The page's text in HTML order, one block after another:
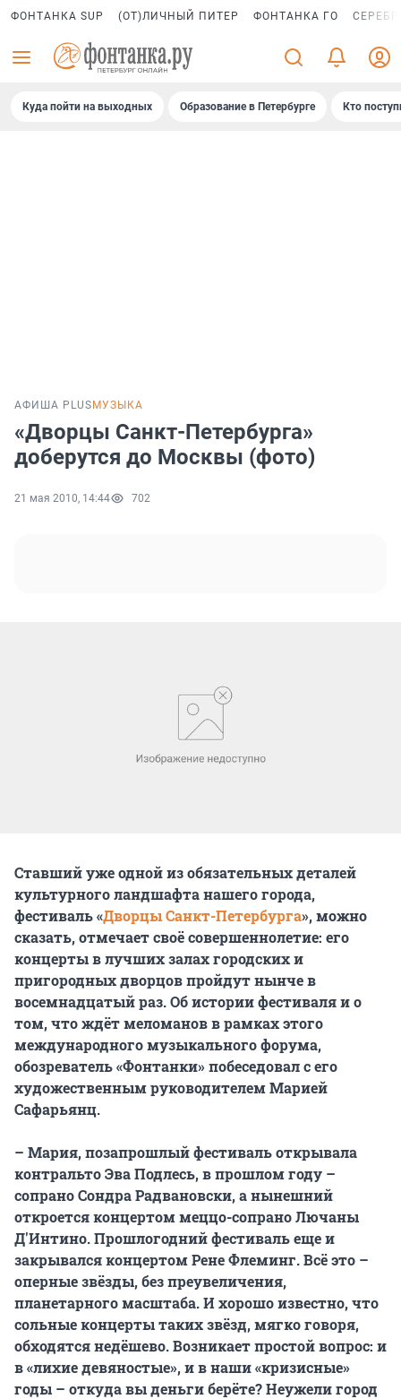
ФОНТАНКА SUP (ОТ)ЛИЧНЫЙ ПИТЕР ФОНТАНКА ГО
Куда пойти на выходных Образование в Петербурге Кто
АФИША PLUS МУЗЫКА
«Дворцы Санкт-Петербурга»
доберутся до Москвы (фото)
21 мая 2010, 14:44 702
Ставший уже одной из обязательных деталей
культурного ландшафта нашего города,
фестиваль «Дворцы Санкт-Петербурга», можно
сказать, отмечает своё совершеннолетие: его
концерты в лучших залах городских и
пригородных дворцов пройдут нынче в
восемнадцатый раз. Об истории фестиваля и о
том, что ждёт меломанов в рамках этого
международного музыкального форума,
обозреватель «Фонтанки» побеседовал с его
художественным руководителем Марией
Сафарьянц.
– Мария, позапрошлый фестиваль открывала
контральто Эва Подлесь, в прошлом году –
сопрано Сондра Радвановски, а нынешний
откроется концертом меццо-сопрано Лючаны
Д'Интино. Прошлогодний фестиваль еще и
закрывался концертом Рене Флеминг. Всё это –
оперные звёзды, без преувеличения,
планетарного масштаба. И хорошо известно, что
сольные концерты таких звёзд, мягко говоря,
обходятся недёшево. Возникает простой вопрос: и
в «лихие девяностые», и в наши «кризисные»
годы – откуда вы деньги берёте? Неужели город